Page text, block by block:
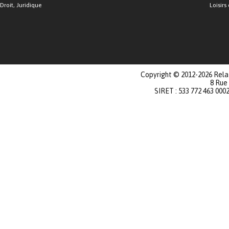
Droit, Juridique Loisirs
Copyright © 2012-2026
8
SIRET : 533 772 463